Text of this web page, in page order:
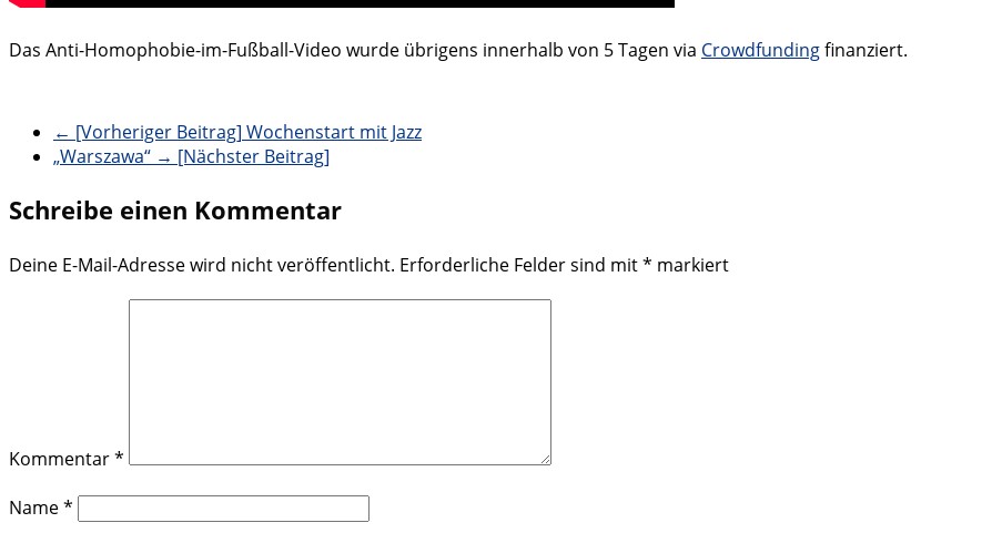
Das Anti-Homophobie-im-Fußball-Video wurde übrigens innerhalb von 5 Tagen via Crowdfundingfinanziert.
← [Vorheriger Beitrag] Wochenstart mit Jazz
„Warszawa“ → [Nächster Beitrag]
Schreibe einen Kommentar
Deine E-Mail-Adresse wird nicht veröffentlicht. Erforderliche Felder sind mit* markiert
Kommentar*
Name*